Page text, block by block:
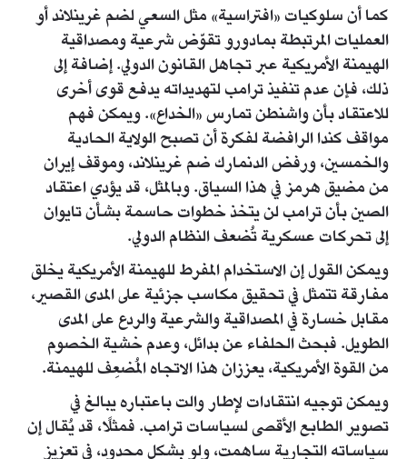
كما أن سلوكيات «افتراسية» مثل السعي لضم غرينلاند أو
العمليات المرتبطة بمادورو تقوّض شرعية ومصداقية
الهيمنة الأمريكية عبر تجاهل القانون الدولي. إضافة إلى
ذلك، فإن عدم تنفيذ ترامب لتهديداته يدفع قوى أخرى
للاعتقاد بأن واشنطن تمارس «الخداع». ويمكن فهم
مواقف كندا الرافضة لفكرة أن تصبح الولاية الحادية
والخمسين، ورفض الدنمارك ضم غرينلاند، وموقف إيران
من مضيق هرمز في هذا السياق. وبالمثل، قد يؤدي اعتقاد
الصين بأن ترامب لن يتخذ خطوات حاسمة بشأن تايوان
إلى تحركات عسكرية تُضعف النظام الدولي.
ويمكن القول إن الاستخدام المفرط للهيمنة الأمريكية يخلق
مفارقة تتمثل في تحقيق مكاسب جزئية على المدى القصير،
مقابل خسارة في المصداقية والشرعية والردع على المدى
الطويل. فبحث الحلفاء عن بدائل، وعدم خشية الخصوم
من القوة الأمريكية، يعززان هذا الاتجاه المُضعِف للهيمنة.
ويمكن توجيه انتقادات لإطار والت باعتباره يبالغ في
تصوير الطابع الأقصى لسياسات ترامب. فمثلًا، قد يُقال إن
سياساته التجارية ساهمت، ولو بشكل محدود، في تعزيز